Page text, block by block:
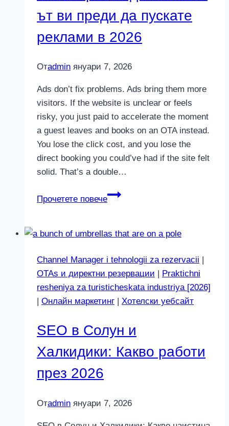
ът ви преди да пускате
реклами в 2026
Отadmin януари 7, 2026
Ads don’t fix problems. Ads bring them more
visitors. If the website is unclear or feels
risky, you just paid to accelerate the moment
a guest leaves and books on an OTA instead.
You lose the click cost, and you lose the
direct booking you could’ve had if the site felt
solid. That’s a double…
Прочетете повече
Какво
има
ът
ви
преди
да
реклами
2026
Channel Manager i tehnologii za rezervacii |
OTAs и директни резервации | Praktichni
resheniya za turisticheskata industriya [2026]
| Онлайн маркетинг | Хотелски уебсайт
SEO в Солун и
Халкидики: Какво работи
през 2026
Отadmin януари 7, 2026